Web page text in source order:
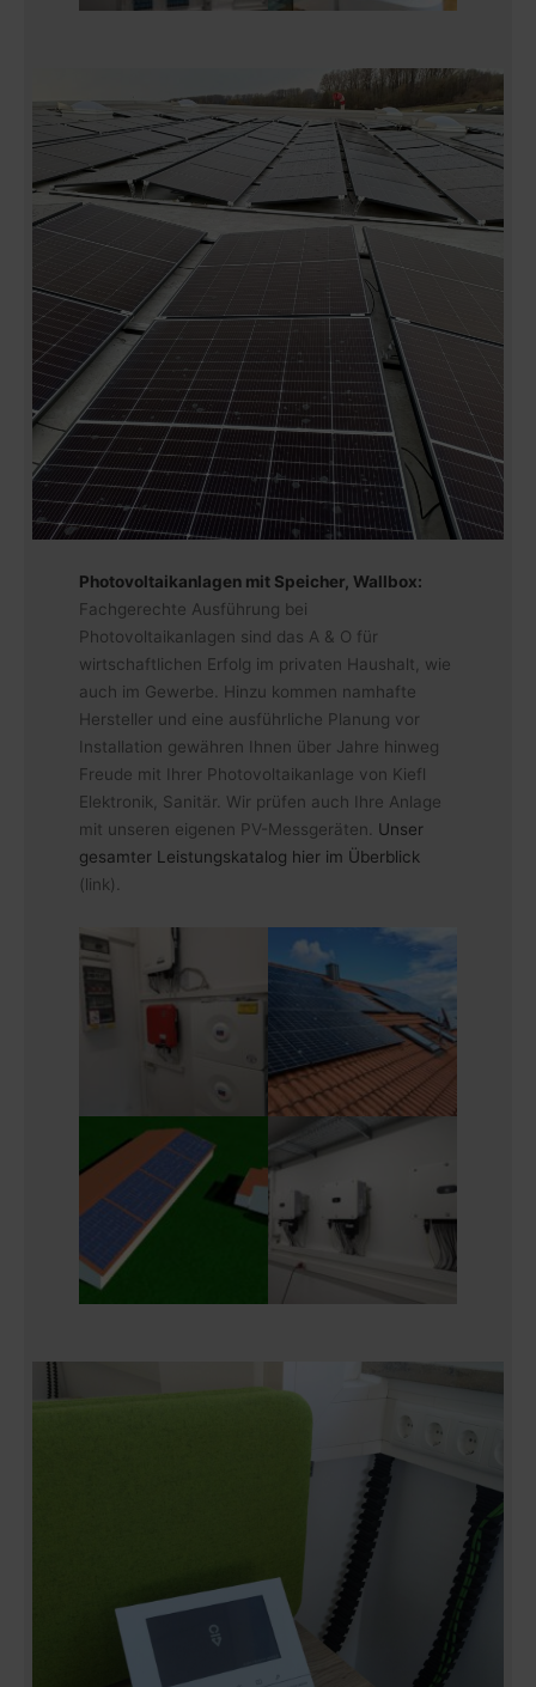
Photovoltaikanlagen mit Speicher, Wallbox:
Fachgerechte Ausführung bei
Photovoltaikanlagen sind das A & O für
wirtschaftlichen Erfolg im privaten Haushalt, wie
auch im Gewerbe. Hinzu kommen namhafte
Hersteller und eine ausführliche Planung vor
Installation gewähren Ihnen über Jahre hinweg
Freude mit Ihrer Photovoltaikanlage von Kiefl
Elektronik, Sanitär. Wir prüfen auch Ihre Anlage
mit unseren eigenen PV-Messgeräten. Unser
gesamter Leistungskatalog hier im Überblick
(link).